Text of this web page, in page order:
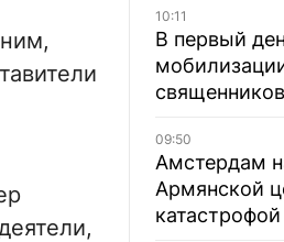
10:11
В первый
священников
09:50
Амстердам
Армянской
катастрофой